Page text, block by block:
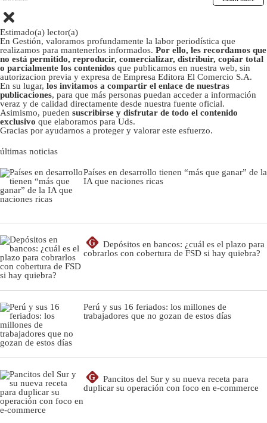
Estimado(a) lector(a)
En Gestión, valoramos profundamente la labor periodística que
realizamos para mantenerlos informados. Por ello, les recordamos que
no está permitido, reproducir, comercializar, distribuir, copiar total
o parcialmente los contenidos que publicamos en nuestra web, sin
autorizacion previa y expresa de Empresa Editora El Comercio S.A.
En su lugar, los invitamos a compartir el enlace de nuestras
publicaciones, para que más personas puedan acceder a información
veraz y de calidad directamente desde nuestra fuente oficial.
Asimismo, pueden suscribirse y disfrutar de todo el contenido
exclusivo que elaboramos para Uds.
Gracias por ayudarnos a proteger y valorar este esfuerzo.
últimas noticias
Países en desarrollo tienen “más que ganar” de la
IA que naciones ricas
G
Depósitos en bancos: ¿cuál es el plazo para
cobrarlos con cobertura de FSD si hay quiebra?
Perú y sus 16 feriados: los millones de
trabajadores que no gozan de estos días
G
Pancitos del Sur y su nueva receta para
duplicar su operación con foco en e-commerce